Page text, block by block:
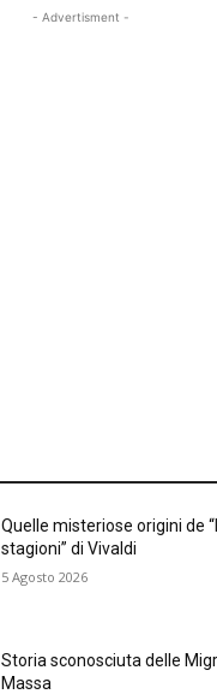
- Advertisment -
Quelle misteriose origini de
stagioni” di Vivaldi
5 Agosto 2026
Storia sconosciuta delle
Massa